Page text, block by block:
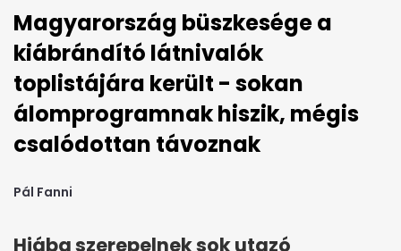
Magyarország büszkesége a
kiábrándító látnivalók
toplistájára került - sokan
álomprogramnak hiszik, mégis
csalódottan távoznak
Pál Fanni
Hiába szerepelnek sok utazó